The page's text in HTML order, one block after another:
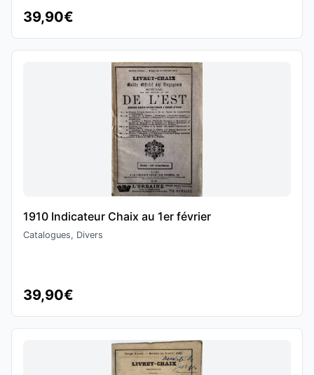
39,90€
1910 Indicateur Chaix au 1er février
Catalogues, Divers
39,90€